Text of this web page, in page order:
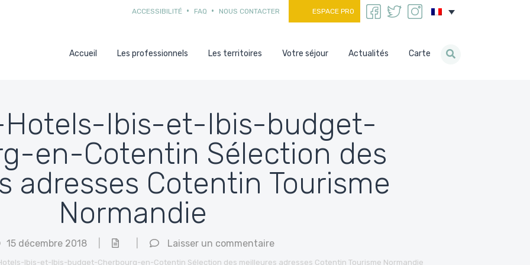
ACCESSIBILITÉ FAQ NOUS CONTACTER ESPACE PRO
Accueil Les professionnels Les territoires Votre séjour Actualités Carte
Hotels-Ibis-et-Ibis-budget-
en-Cotentin Sélection des
adresses Cotentin Tourisme
Normandie
15 décembre 2018 Laisser un commentaire
Ibis-et-Ibis-budget-Cherbourg-en-Cotentin Sélection des meilleures adresses Cotentin Tourisme Normandie